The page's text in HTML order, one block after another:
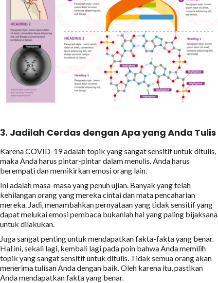
3. Jadilah Cerdas dengan Apa yang Anda Tulis
Karena COVID-19 adalah topik yang sangat sensitif untuk ditulis,
maka Anda harus pintar-pintar dalam menulis. Anda harus
berempati dan memikirkan emosi orang lain.
Ini adalah masa-masa yang penuh ujian. Banyak yang telah
kehilangan orang yang mereka cintai dan mata pencaharian
mereka. Jadi, menambahkan pernyataan yang tidak sensitif yang
dapat melukai emosi pembaca bukanlah hal yang paling bijaksana
untuk dilakukan.
Juga sangat penting untuk mendapatkan fakta-fakta yang benar.
Hal ini, sekali lagi, kembali lagi pada poin bahwa Anda memilih
topik yang sangat sensitif untuk ditulis. Tidak semua orang akan
menerima tulisan Anda dengan baik. Oleh karena itu, pastikan
Anda mendapatkan fakta yang benar.